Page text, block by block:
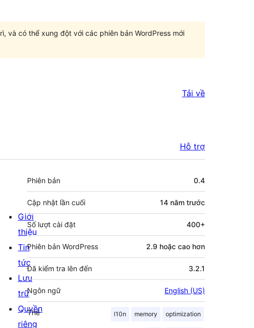
và có thể xung đột với các phiên bản WordPress mới
Tải về
Hỗ trợ
Meta
Phiên bản 0.4
Cập nhật lần cuối 14 năm trước
Số lượt cài đặt 400+
Phiên bản WordPress 2.9 hoặc cao hơn
Đã kiểm tra lên đến 3.2.1
Ngôn ngữ English (US)
Thẻ l10n memory optimization
Giới
thiệu
Tin
tức
Lưu
trữ
Quyền
riêng